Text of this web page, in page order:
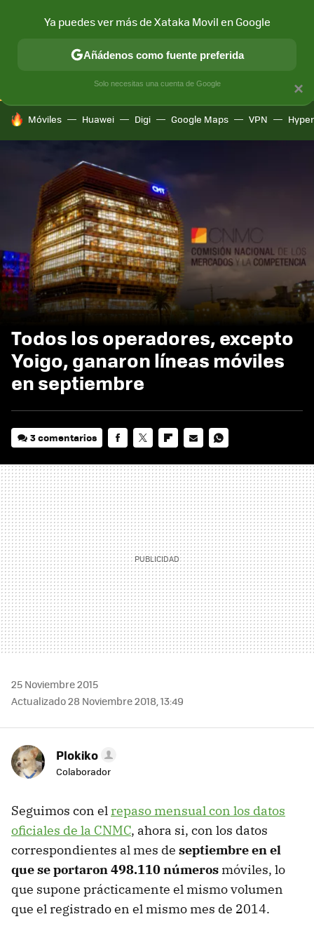
CONECTIVIDAD MÓVIL Y SOCIEDAD APLICACIONES
HOY SE HABLA DE
Móviles Huawei Digi Google Maps VPN
Todos los operadores, excepto
Yoigo, ganaron líneas móviles
en septiembre
3 comentarios
MAIL
25 Noviembre 2015
Actualizado 28 Noviembre 2018, 13:49
Plokiko
Colaborador
Seguimos con el repaso mensual con los datos
oficiales de la CNMC, ahora si, con los datos
correspondientes al mes de septiembre en el
que se portaron 498.110 números móviles, lo
que supone prácticamente el mismo volumen
que el registrado en el mismo mes de 2014.
×
Ya puedes ver más de Xataka Movil en Google
Añádenos como fuente preferida
Solo necesitas una cuenta de Google